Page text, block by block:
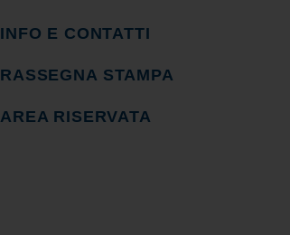
INFO E CONTATTI
RASSEGNA STAMPA
AREA RISERVATA